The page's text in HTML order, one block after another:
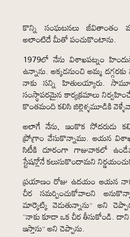
కొన్ని సంఘటనలు జీవితాంతం
అలాంటిదే మీతో పంచుకొంటాను.
1979లో నేను విశాఖపట్నం
ఉన్నాను. అక్కడనుంచి అమ్మ
నాకు సన్ని హితులయ్యారు.
సంస్థాపరమైన కార్యక్రమాలు
కొంతమంది కలిసి జిల్లెళ్ళమూడికి
అలాగే నేను, ఇంకొక సోదరుడు
ప్రోగ్రాం వేసుకొన్నాము. ఆయన
సిటీకి దూరంగా గాజువాకలో
స్టేషన్లోనే కలుసుకొందామని
ప్రయాణం రోజు ఉదయం ఆయన
చీర సమర్పించుకోవాలని
మార్కెట్కి వెడుతున్నాను” అని
“నాకు కూడా ఒక చీర తీసుకోండి. దాని
ఇస్తాను” అని చెప్పాను.